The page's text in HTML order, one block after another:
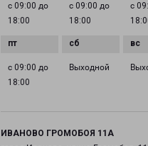
с 09:00 до
18:00
с 09:00 до
18:00
с
с 09:00 до
18:00
Выходной
ИВАНОВО ГРОМОБОЯ 11А